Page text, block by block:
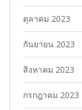
ตุลาคม 2023
กันยายน 2023
สิงหาคม 2023
กรกฎาคม 2023